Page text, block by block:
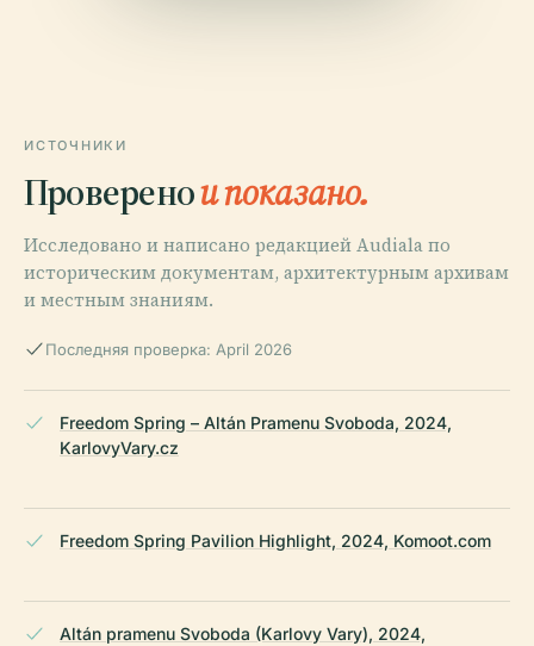
ИСТОЧНИКИ
Проверенои показано.
Исследовано и написано редакцией Audiala по
историческим документам, архитектурным архивам
и местным знаниям.
Последняя проверка: April 2026
Freedom Spring – Altán Pramenu Svoboda, 2024,
KarlovyVary.cz
Freedom Spring Pavilion Highlight, 2024, Komoot.com
Altán pramenu Svoboda (Karlovy Vary), 2024,